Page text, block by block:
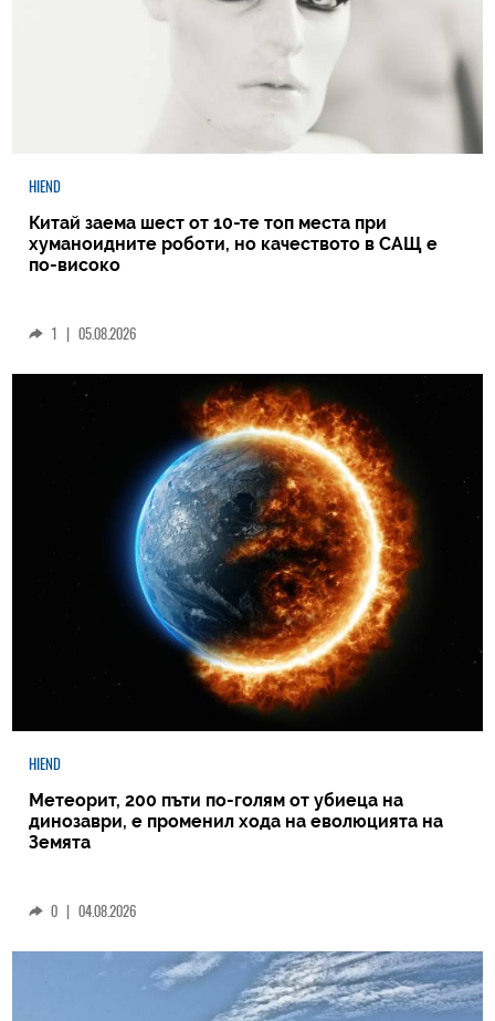
HIEND
Китай заема шест от 10-те топ места при
хуманоидните роботи, но качеството в САЩ е
по-високо
1 | 05.08.2026
HIEND
Метеорит, 200 пъти по-голям от убиеца на
динозаври, е променил хода на еволюцията на
Земята
0 | 04.08.2026